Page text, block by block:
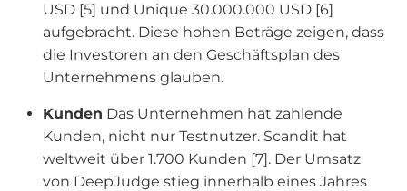
USD [5] und Unique 30.000.000 USD [6]
aufgebracht. Diese hohen Beträge zeigen, dass
die Investoren an den Geschäftsplan des
Unternehmens glauben.
Kunden Das Unternehmen hat zahlende
Kunden, nicht nur Testnutzer. Scandit hat
weltweit über 1.700 Kunden [7]. Der Umsatz
von DeepJudge stieg innerhalb eines Jahres